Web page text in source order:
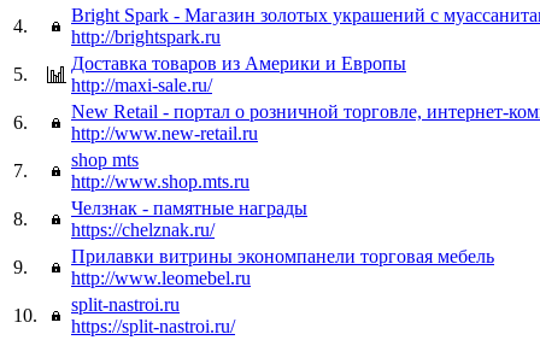
4.
Bright Spark - Магазин золотых украшений с
http://brightspark.ru
5.
Доставка товаров из Америки и Европы
http://maxi-sale.ru/
6.
New Retail - портал о розничной торговле, интернет-
http://www.new-retail.ru
7.
shop mts
http://www.shop.mts.ru
8.
Челзнак - памятные награды
https://chelznak.ru/
9.
Прилавки витрины экономпанели торговая мебель
http://www.leomebel.ru
10.
split-nastroi.ru
https://split-nastroi.ru/